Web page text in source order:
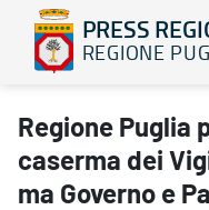
PRESS
REGIONE
Regione Puglia pronta a
Regione Puglia
caserma dei
ma Governo e